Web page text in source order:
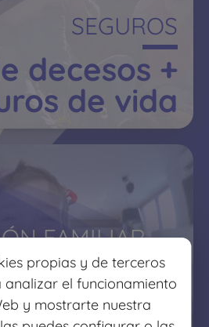
propias y de terceros
el funcionamiento
y mostrarte nuestra
SEGUROS
decesos +
de vida
FAMILIAR
lo que más